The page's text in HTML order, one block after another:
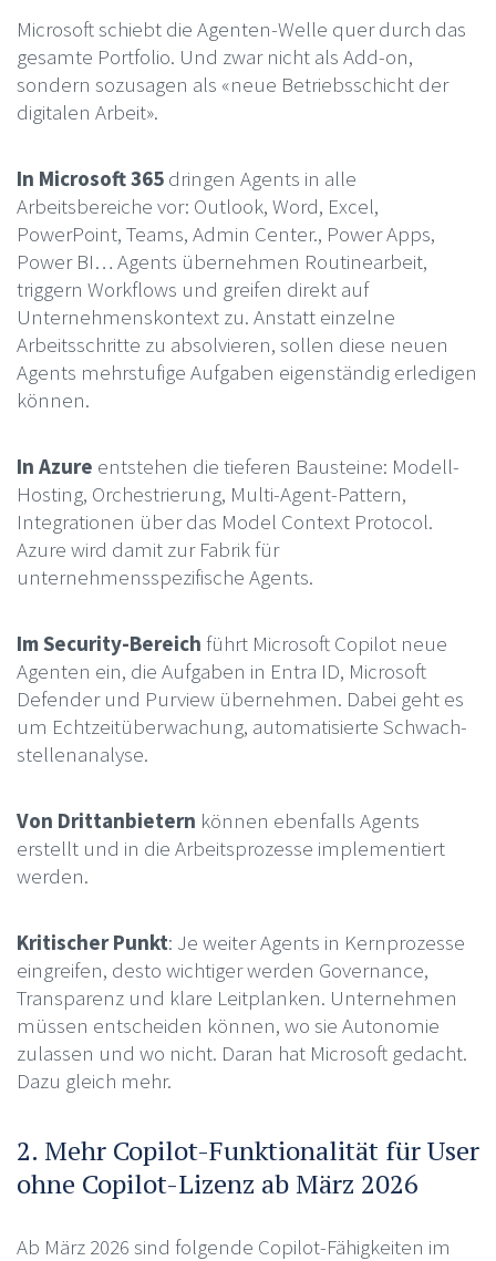
Microsoft schiebt die Agenten-Welle quer durch das
gesamte Portfolio. Und zwar nicht als Add-on,
sondern sozusagen als «neue Betriebsschicht der
digitalen Arbeit».
In Microsoft 365dringen Agents in alle
Arbeitsbereiche vor: Outlook, Word, Excel,
PowerPoint, Teams, Admin Center., Power Apps,
Power BI… Agents übernehmen Routinearbeit,
triggern Workflows und greifen direkt auf
Unternehmenskontext zu. Anstatt einzelne
Arbeitsschritte zu absolvieren, sollen diese neuen
Agents mehrstufige Aufgaben eigenständig erledigen
können.
In Azure entstehen die tieferen Bausteine: Modell-
Hosting, Orchestrierung, Multi-Agent-Pattern,
Integrationen über das Model Context Protocol.
Azure wird damit zur Fabrik für
unternehmensspezifische Agents.
Im Security-Bereich führt Microsoft Copilot neue
Agenten ein, die Aufgaben in Entra ID, Microsoft
Defender und Purview übernehmen. Dabei geht es
um Echtzeit­überwachung, automatisierte Schwach­
stellenanalyse.
Von Drittanbietern können ebenfalls Agents
erstellt und in die Arbeitsprozesse implementiert
werden.
Kritischer Punkt: Je weiter Agents in Kernprozesse
eingreifen, desto wichtiger werden Governance,
Transparenz und klare Leitplanken. Unternehmen
müssen entscheiden können, wo sie Autonomie
zulassen und wo nicht. Daran hat Microsoft gedacht.
Dazu gleich mehr.
2. Mehr Copilot-Funktionalität für User
ohne Copilot-Lizenz ab März 2026
Ab März 2026 sind folgende Copilot-Fähigkeiten im